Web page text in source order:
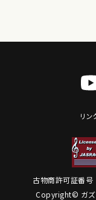
リン
古物商許可証番
Copyright© ガズ